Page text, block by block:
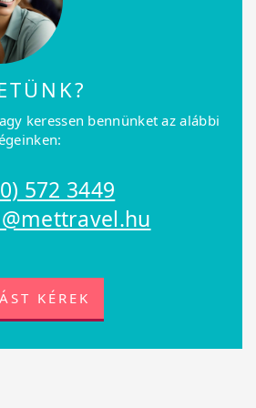
keressen bennünket az alábbi
572 3449
KÉREK